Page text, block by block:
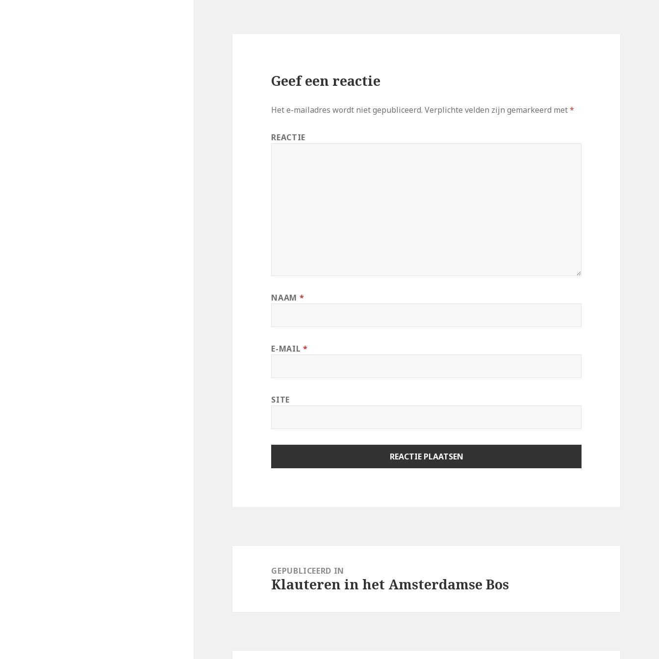
Geef een reactie
Het e-mailadres wordt niet gepubliceerd. Verplichte velden zijn gemarkeerd met*
REACTIE
NAAM *
E-MAIL *
SITE
GEPUBLICEERD IN
Klauteren in het Amsterdamse Bos